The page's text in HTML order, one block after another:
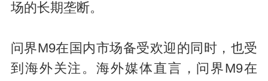
场的长期垄断。
问界M9在国内市场备受欢迎的同时，也受
到海外关注。海外媒体直言，问界M9在